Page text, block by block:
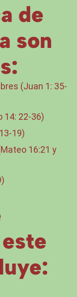
de
son
(Juan 1: 35-
14: 22-36)
19)
16:21 y